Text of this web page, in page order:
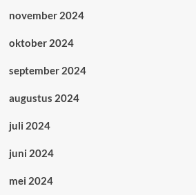
november 2024
oktober 2024
september 2024
augustus 2024
juli 2024
juni 2024
mei 2024